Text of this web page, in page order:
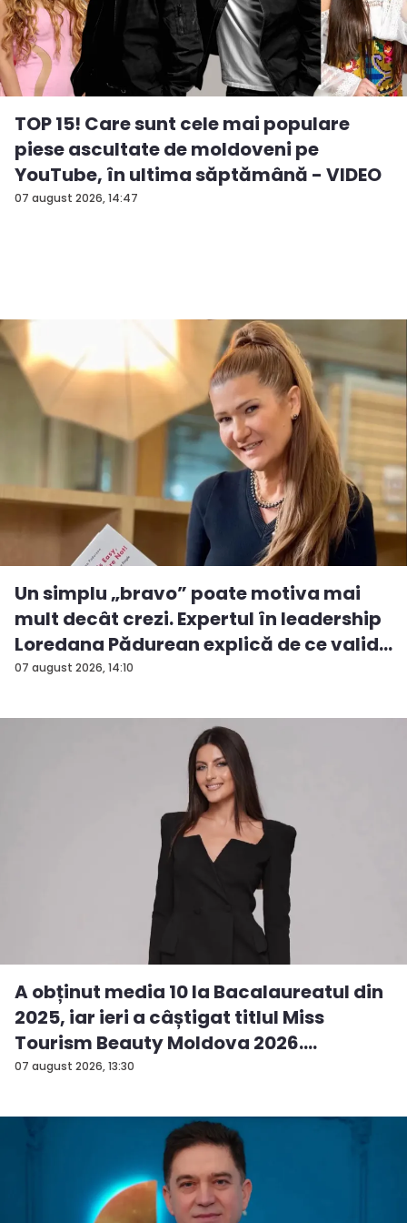
07 august 2026, 14:47
TOP 15! Care sunt cele mai populare
piese ascultate de moldoveni pe
YouTube, în ultima săptămână - VIDEO
07 august 2026, 14:10
Un simplu „bravo” poate motiva mai
mult decât crezi. Expertul în leadership
Loredana Pădurean explică de ce valid...
07 august 2026, 13:30
A obținut media 10 la Bacalaureatul din
2025, iar ieri a câștigat titlul Miss
Tourism Beauty Moldova 2026.
Andreea...